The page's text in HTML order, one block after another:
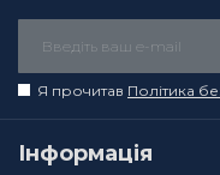
Я прочитав Політика
Інформація